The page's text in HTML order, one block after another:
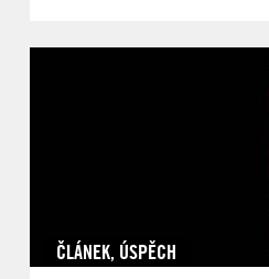
ČLÁNEK, ÚSPĚCH